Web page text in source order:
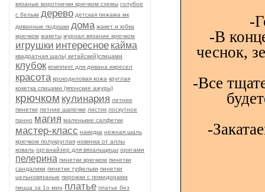
вязаные воротнички крючком схемы голубое
с белым дерево детская пижама мк
диванные подушки дома жакет и юбка
крючком жакеты журнал вязание крючком
игрушки интересное кайма
квадратная шаль( китайский)спицами
клубок комплект для дивана икресел
красота крокодиловая кожа круглая
кокетка спицами (японские ажуры)
крючком кулинария летние
пинетки летние шапочки листик лоскутное
панно магия маленькие салфетки
мастер-класс накидка нежная шаль
крючком полукруглая новинка от аллы
коваль органайзер для вязальщицы оригами
пелерина пинетки крючком пинетки
сандалики пинетки туфельки пинетки
цельновязаные пирожки с помидорами
пицца за 1о мин платье платье без
-
-В
чеснок,
-Все
-